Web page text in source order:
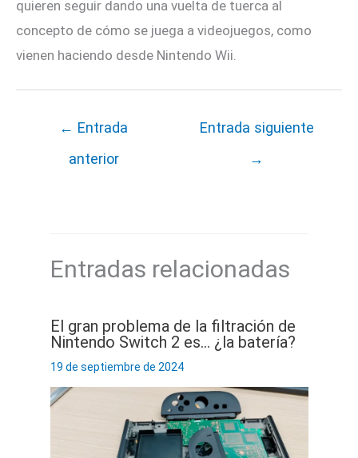
quieren seguir dando una vuelta de tuerca al
concepto de cómo se juega a videojuegos, como
vienen haciendo desde Nintendo Wii.
← Entrada
anterior
Entrada siguiente
→
Entradas relacionadas
El gran problema de la filtración de
Nintendo Switch 2 es… ¿la batería?
19 de septiembre de 2024